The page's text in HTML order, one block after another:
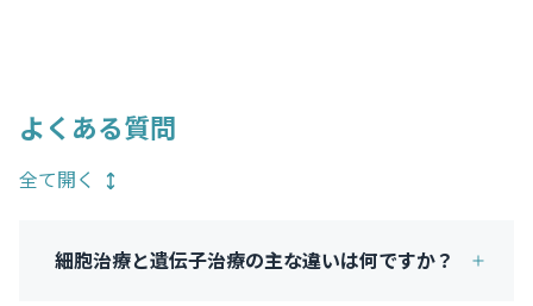
よくある質問
全て開く
細胞治療と遺伝子治療の主な違いは何ですか？